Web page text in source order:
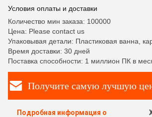
Условия оплаты и доставки
Количество мин заказа: 100000
Цена: Please contact us
Упаковывая детали: Пластиковая ванна,
Время доставки: 30 дней
Поставка способности: 1 миллион ПК в
Получите самую лучшую
Подробная информация о